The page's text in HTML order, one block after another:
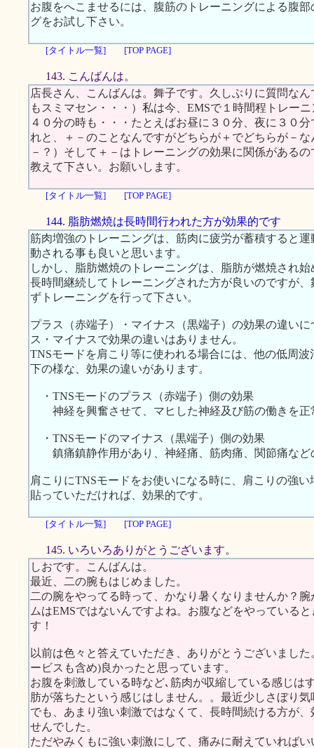
お腹をへこませるには、腹筋のトレーニングによる腹
グをお試し下さい。
[タイトル一覧] [TOP PAGE]
143. こんばんは。
店長さん、こんばんは。舞子です。久しぶりに質問な
もスミマセン・・・）私は今、EMSで１時間程トレー
４０分の時も・・・たとえばお昼に３０分、夜に３０
れと、＋－のことなんですがどちらが＋でどちらが－
－？）そして＋－はトレーニングの効果に関係がある
教えて下さい。お願いします。
[タイトル一覧] [TOP PAGE]
144. 脂肪燃焼は長時間行われた方が効果的です
筋肉増強のトレーニングは、筋肉に疲労が蓄積すると
動される事も良いと思います。
しかし、脂肪燃焼のトレーニングは、脂肪が燃焼され
長時間継続してトレーニングされた方が良いのですが
ずトレーニングを行って下さい。
プラス（赤端子）・マイナス（黒端子）の効果の違い
ス・マイナスで効果の違いはありません。
TNSモードを肩こり等に使われる場合には、他の低周
下の様な、効果の違いがあります。
・TNSモードのプラス（赤端子）側の効果
神経を興奮させて、マヒした神経及び筋の働きを正
・TNSモードのマイナス（黒端子）側の効果
鎮痛鎮静作用があり、神経痛、筋肉痛、関節痛など
肩こりにTNSモードをお使いになる時に、肩こりの強
貼っていただければ、効果的です。
[タイトル一覧] [TOP PAGE]
145. いろいろありがとうございます。
しおです。こんばんは。
最近、二の腕もはじめました。
二の腕をやってる時って、かなり暑くなりませんか？
ムはEMSではないんですよね。お腹などをやっている
す！
以前は色々と答えていただき、ありがとうございまし
ービスも含め)良かったと思っています。
お腹を刺激している時など､筋肉が収縮している感じは
肪が落ちたという感じはしません。。最近少しさぼり
でも、あまり強い刺激ではなくて、長時間続ける方が
せんでした。
ただやみくもに強い刺激にして、痛みに耐えていれば